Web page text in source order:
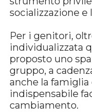
socializzazione e
Per i genitori,
individualizzata
proposto uno
gruppo, a
anche la
indispensabile
cambiamento.